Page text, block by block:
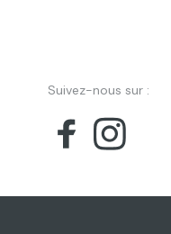
Suivez-nous sur :